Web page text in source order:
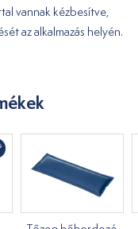
vannak kézbesítve,
az alkalmazás helyén.